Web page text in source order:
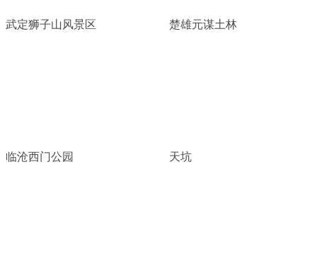
武定狮子山风景区 楚雄元谋土林
临沧西门公园 天坑